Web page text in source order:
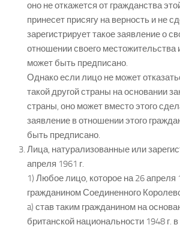
оно не откажется от гражданства
принесет присягу на верность и не
зарегистрирует такое заявление о
отношении своего местожительства
может быть предписано.
Однако если лицо не может
такой другой страны на основании
страны, оно может вместо этого
заявление в отношении этого
быть предписано.
Лица, натурализованные или
апреля 1961 г.
1) Любое лицо, которое на 26 апреля
гражданином Соединенного
a) став таким гражданином на
британской национальности 1948 г.